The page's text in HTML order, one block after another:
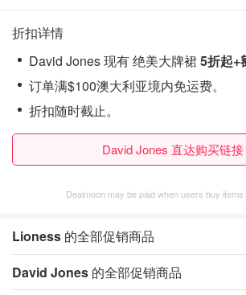
折扣详情
David Jones 现有 绝美大牌裙5折起+
订单满$100澳大利亚境内免运费。
折扣随时截止。
David Jones 直达购买链
Dealmoon may be paid when users buy items
Lioness 的全部促销商品
David Jones 的全部促销商品